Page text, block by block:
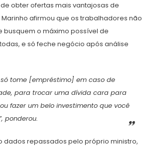
obter ofertas mais vantajosas de
afirmou que os trabalhadores não
busquem o máximo possível de
e só feche negócio após análise
só tome [empréstimo] em caso de
para trocar uma dívida cara para
fazer um belo investimento que você
ponderou.
dados repassados pelo próprio ministro,